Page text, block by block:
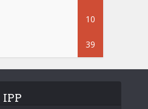
10
39
IPP